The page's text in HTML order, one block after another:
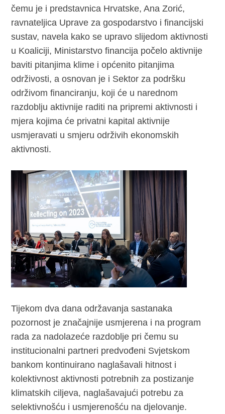
čemu je i predstavnica Hrvatske, Ana Zorić,
ravnateljica Uprave za gospodarstvo i financijski
sustav, navela kako se upravo slijedom aktivnosti
u Koaliciji, Ministarstvo financija počelo aktivnije
baviti pitanjima klime i općenito pitanjima
održivosti, a osnovan je i Sektor za podršku
održivom financiranju, koji će u narednom
razdoblju aktivnije raditi na pripremi aktivnosti i
mjera kojima će privatni kapital aktivnije
usmjeravati u smjeru održivih ekonomskih
aktivnosti.
Tijekom dva dana održavanja sastanaka
pozornost je značajnije usmjerena i na program
rada za nadolazeće razdoblje pri čemu su
institucionalni partneri predvođeni Svjetskom
bankom kontinuirano naglašavali hitnost i
kolektivnost aktivnosti potrebnih za postizanje
klimatskih ciljeva, naglašavajući potrebu za
selektivnošću i usmjerenošću na djelovanje.